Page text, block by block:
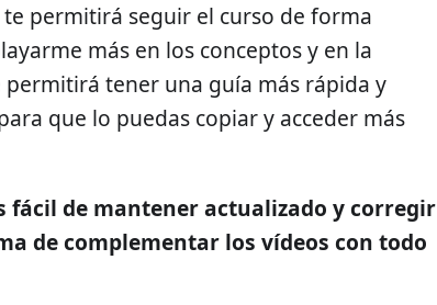
permitirá seguir el curso de forma
más en los conceptos y en la
tener una guía más rápida y
que lo puedas copiar y acceder más
fácil de mantener actualizado y corregir
de complementar los vídeos con todo